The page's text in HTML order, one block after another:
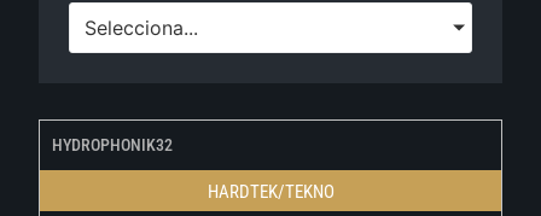
Selecciona...
HYDROPHONIK32
HARDTEK/TEKNO